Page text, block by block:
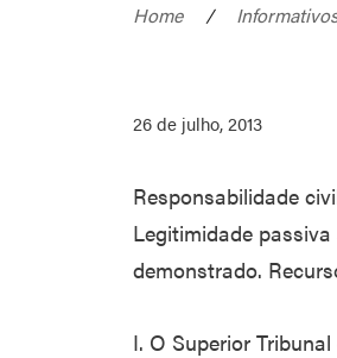
Home / Informativos
26 de julho, 2013
Responsabilidade
Legitimidade
demonstrado.
I. O Superior